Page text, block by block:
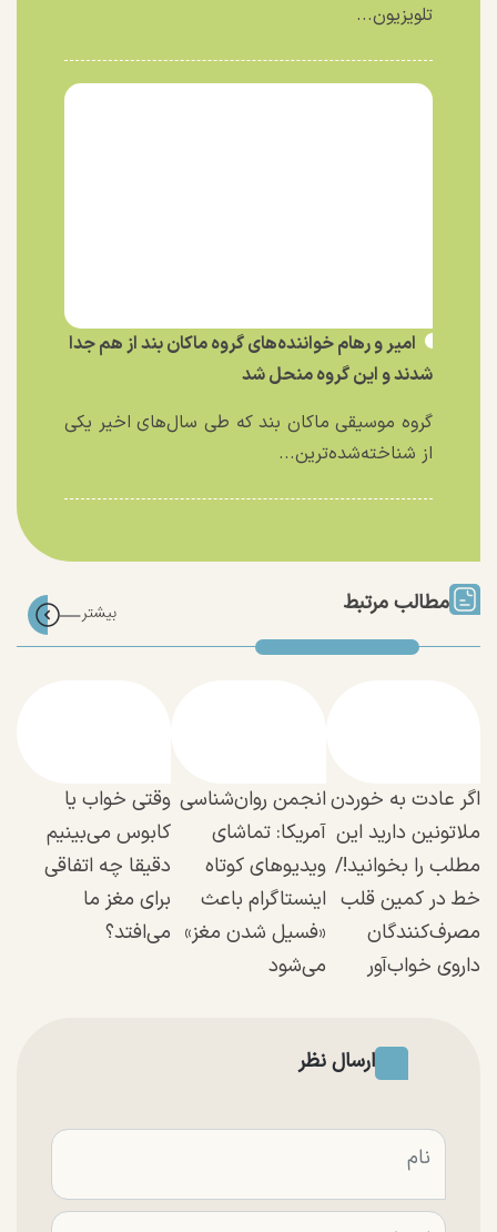
تلویزیون...
امیر و رهام خواننده‌های گروه ماکان بند از هم جدا
شدند و این گروه منحل شد
گروه موسیقی ماکان بند که طی سال‌های اخیر یکی
از شناخته‌شده‌ترین...
مطالب مرتبط
اگر عادت به خوردن
ملاتونین دارید این
مطلب را بخوانید!/
خط در کمین قلب
مصرف‌کنندگان
داروی خواب‌آور
انجمن روان‌شناسی
آمریکا: تماشای
ویدیو‌های کوتاه
اینستاگرام باعث
«فسیل شدن مغز»
می‌شود
وقتی خواب یا
کابوس می‌بینیم
دقیقا چه اتفاقی
برای مغز ما
می‌افتد؟
ارسال نظر